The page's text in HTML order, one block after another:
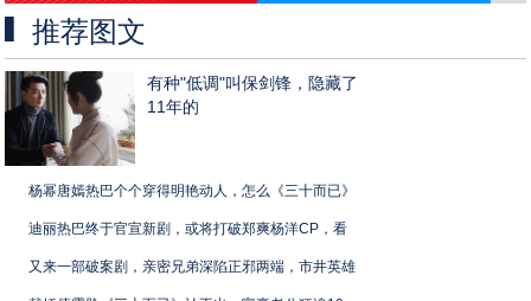
推荐图文
有种"低调"叫保剑锋，隐藏了
11年的
杨幂唐嫣热巴个个穿得明艳动人，怎么《三十而已》
迪丽热巴终于官宣新剧，或将打破郑爽杨洋CP，看
又来一部破案剧，亲密兄弟深陷正邪两端，市井英雄